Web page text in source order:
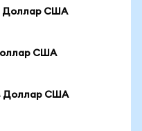
Доллар США
США
Доллар США